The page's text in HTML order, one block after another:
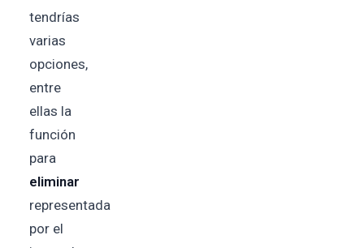
tendrías
varias
opciones,
entre
ellas la
función
para
eliminar
representada
por el